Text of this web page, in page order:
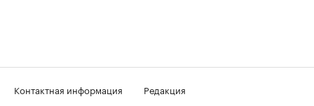
Контактная информация
Редакция